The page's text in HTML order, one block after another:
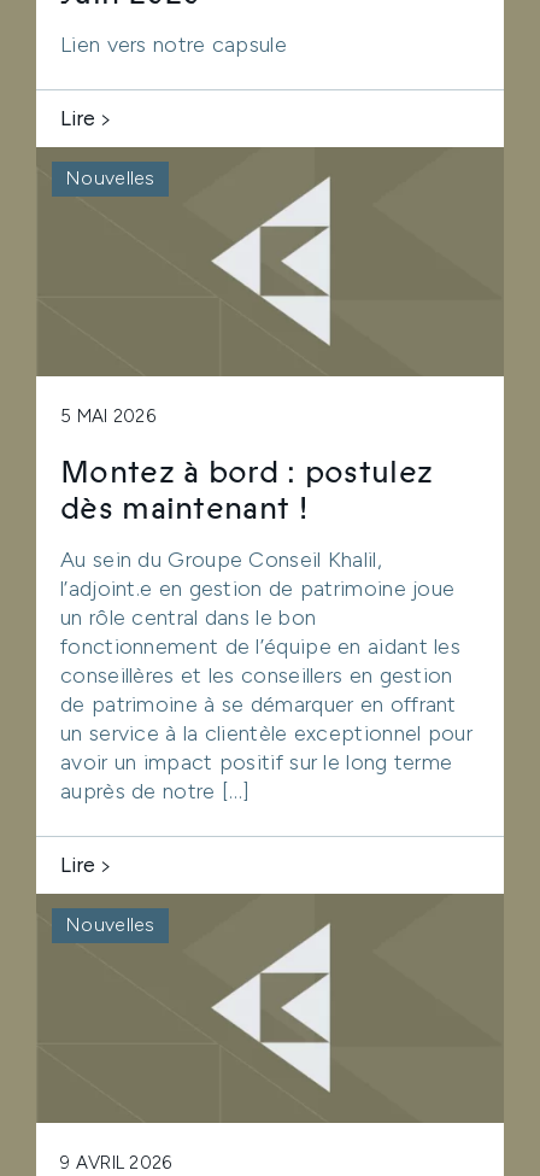
Lien vers notre capsule
Lire
Nouvelles
5 MAI 2026
Montez à bord : postulez
dès maintenant !
Au sein du Groupe Conseil Khalil,
l’adjoint.e en gestion de patrimoine joue
un rôle central dans le bon
fonctionnement de l’équipe en aidant les
conseillères et les conseillers en gestion
de patrimoine à se démarquer en offrant
un service à la clientèle exceptionnel pour
avoir un impact positif sur le long terme
auprès de notre […]
Lire
Nouvelles
9 AVRIL 2026